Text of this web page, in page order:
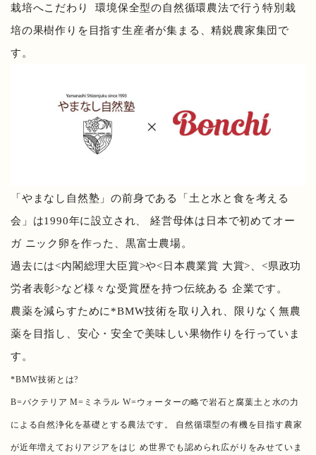
栽培へこだわり
環境保全型の自然循環農法で行う特別栽
培の果樹作りを目指す生産者が集まる、精鋭農家集団で
す。
「やまなし自然塾」の前身である「土と水と食を考える
会」は1990年に設立され、 経営母体は日本で初めてオー
ガ ニック卵を作った、黒富士農場。
過去には<内閣総理大臣賞>や<日本農業賞 大賞>、<県政功
労者表彰>など様々な受賞歴を持つ伝統ある 企業です。
農薬を減らすために*BMW技術を取り入れ、限りなく無農
薬を目指し、安心・安全で美味しい果物作りを行っていま
す。
*BMW技術とは?
B=バクテリア M=ミネラル W=ウォーターの略で岩石と腐葉土と水の力
による自然浄化を基礎とする農法です。 自然循環型の有機を目指す農家
が近年増えておりアジアをはじ め世界でも認められ広がりをみせていま